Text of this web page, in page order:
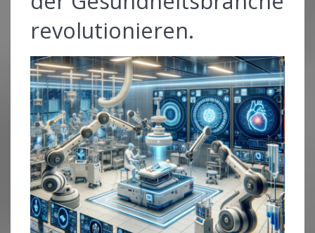
revolutionieren.